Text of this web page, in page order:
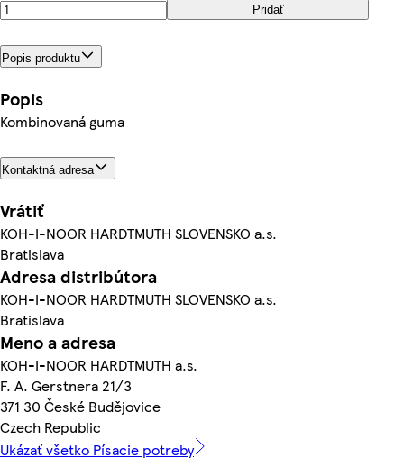
Pridať
Popis produktu
Popis
Kombinovaná guma
Kontaktná adresa
Vrátiť
KOH-I-NOOR HARDTMUTH SLOVENSKO a.s.
Bratislava
Adresa distribútora
KOH-I-NOOR HARDTMUTH SLOVENSKO a.s.
Bratislava
Meno a adresa
KOH-I-NOOR HARDTMUTH a.s.
F. A. Gerstnera 21/3
371 30 České Budějovice
Czech Republic
Ukázať všetko Písacie potreby